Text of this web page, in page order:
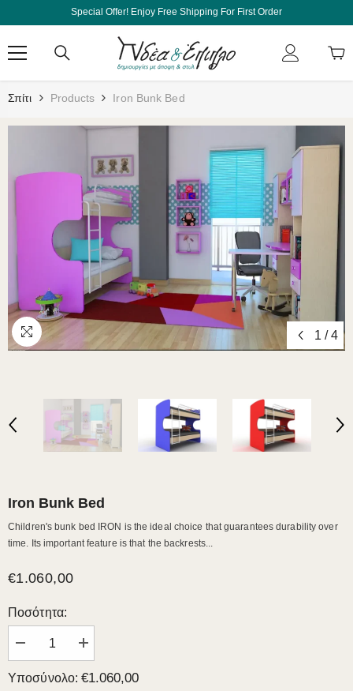
Μετάβαση Στο Περιεχόμενο
Special Offer! Enjoy Free Shipping For First Order
Σπίτι Products Iron Bunk Bed
1 / 4
Iron Bunk Bed
Children's bunk bed IRON is the ideal choice that guarantees durability over
time. Its important feature is that the backrests...
€1.060,00
Ποσότητα:
Μειώστε
την
ποσότητα
για
Αυξήστε
την
ποσότητα
για
Υποσύνολο:€1.060,00